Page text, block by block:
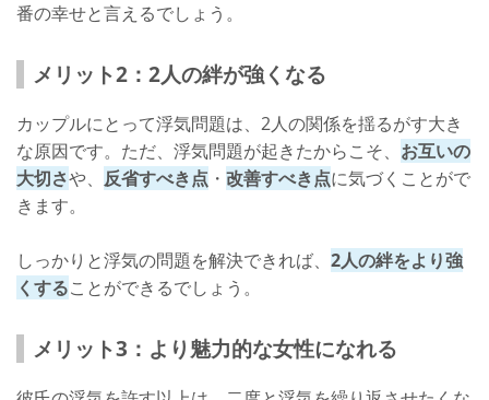
番の幸せと言えるでしょう。
メリット2：2人の絆が強くなる
カップルにとって浮気問題は、2人の関係を揺るがす大き
な原因です。ただ、浮気問題が起きたからこそ、 お互いの
大切さや、 反省すべき点 ・ 改善すべき点に気づくことがで
きます。
しっかりと浮気の問題を解決できれば、 2人の絆をより強
くすることができるでしょう。
メリット3：より魅力的な女性になれる